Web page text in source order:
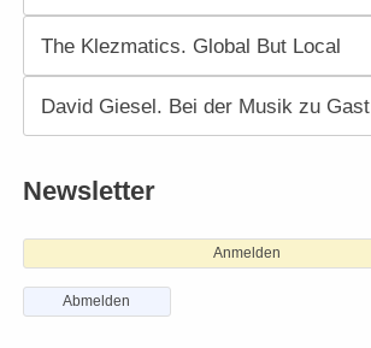
The Klezmatics. Global But Local
David Giesel. Bei der Musik zu Gast
Newsletter
Anmelden
Abmelden